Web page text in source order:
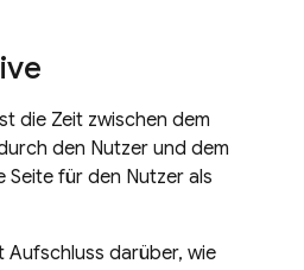
die Zeit zwischen dem
den Nutzer und dem
Seite für den Nutzer als
Aufschluss darüber, wie